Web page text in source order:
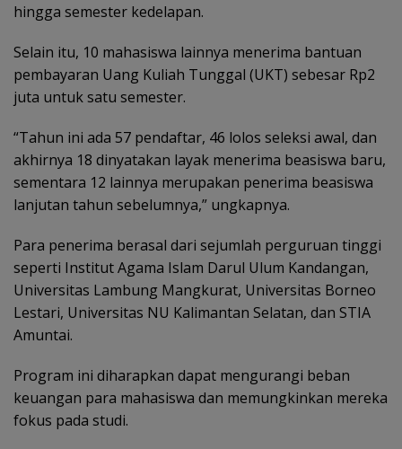
hingga semester kedelapan.
Selain itu, 10 mahasiswa lainnya menerima bantuan
pembayaran Uang Kuliah Tunggal (UKT) sebesar Rp2
juta untuk satu semester.
“Tahun ini ada 57 pendaftar, 46 lolos seleksi awal, dan
akhirnya 18 dinyatakan layak menerima beasiswa baru,
sementara 12 lainnya merupakan penerima beasiswa
lanjutan tahun sebelumnya,” ungkapnya.
Para penerima berasal dari sejumlah perguruan tinggi
seperti Institut Agama Islam Darul Ulum Kandangan,
Universitas Lambung Mangkurat, Universitas Borneo
Lestari, Universitas NU Kalimantan Selatan, dan STIA
Amuntai.
Program ini diharapkan dapat mengurangi beban
keuangan para mahasiswa dan memungkinkan mereka
fokus pada studi.